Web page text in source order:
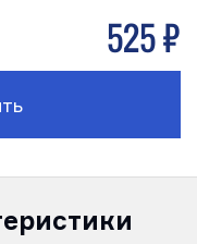
525 р